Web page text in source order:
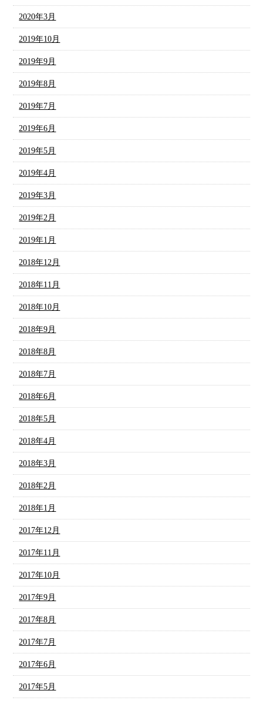
2020年3月
2019年10月
2019年9月
2019年8月
2019年7月
2019年6月
2019年5月
2019年4月
2019年3月
2019年2月
2019年1月
2018年12月
2018年11月
2018年10月
2018年9月
2018年8月
2018年7月
2018年6月
2018年5月
2018年4月
2018年3月
2018年2月
2018年1月
2017年12月
2017年11月
2017年10月
2017年9月
2017年8月
2017年7月
2017年6月
2017年5月